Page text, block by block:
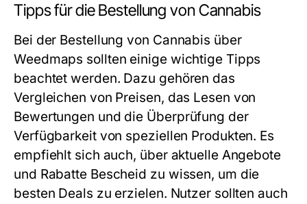
Tipps für die Bestellung von Cannabis
Bei der Bestellung von Cannabis über
Weedmaps sollten einige wichtige Tipps
beachtet werden. Dazu gehören das
Vergleichen von Preisen, das Lesen von
Bewertungen und die Überprüfung der
Verfügbarkeit von speziellen Produkten. Es
empfiehlt sich auch, über aktuelle Angebote
und Rabatte Bescheid zu wissen, um die
besten Deals zu erzielen. Nutzer sollten auch